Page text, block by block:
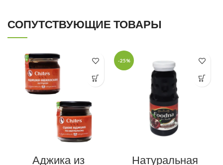
СОПУТСТВУЮЩИЕ ТОВАРЫ
Аджика из
-25%
Натуральная